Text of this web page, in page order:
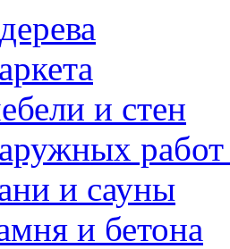
и стен
и сауны
и бетона